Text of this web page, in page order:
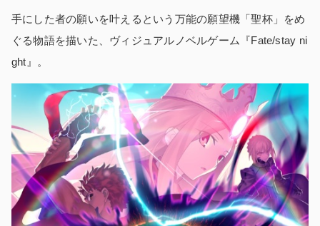
手にした者の願いを叶えるという万能の願望機「聖杯」をめ
ぐる物語を描いた、ヴィジュアルノベルゲーム『Fate/stay ni
ght』。